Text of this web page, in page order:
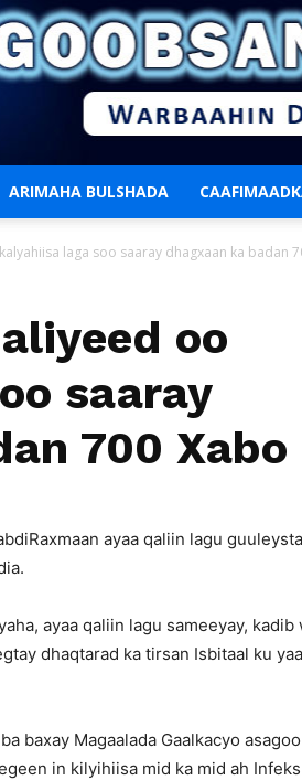
ARIMAHA BULSHADA
laga soo saaray dhagxaan ka badan
oo
saaray
700 Xabo
ayaa qaliin lagu
ayaa qaliin lagu sameeyay, kadib
dhaqtarad ka tirsan Isbitaal ku
baxay Magaalada Gaalkacyo
in kilyihiisa mid ka mid ah